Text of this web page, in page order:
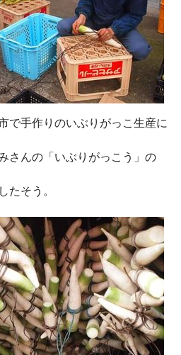
で手作りのいぶりがっこ生産に
さんの「いぶりがっこう」の
そう。